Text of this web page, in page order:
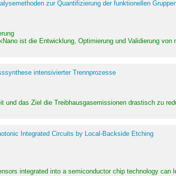
zur Quantifizierung der funktionellen
ist die Entwicklung, Optimierung und Validierung
intensivierter Trennprozesse
und das Ziel die Treibhausgasemissionen drastisch zu
Integrated Circuits by Local-Backside Etching
integrated into a semiconductor chip technology